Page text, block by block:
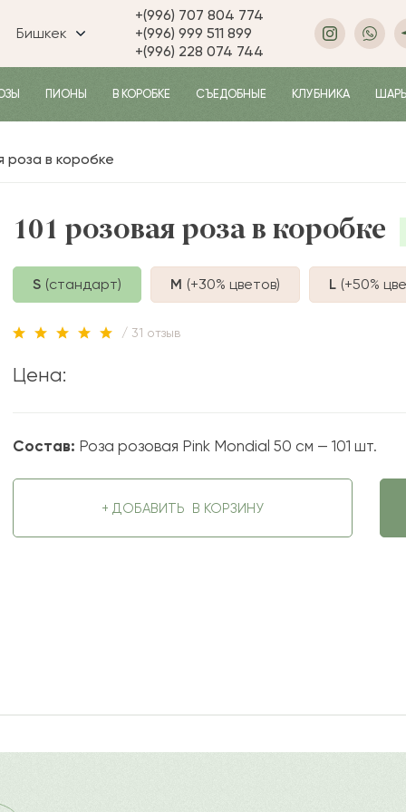
Бишкек
+(996) 707 804 774
+(996) 999 511 899
+(996) 228 074 744
ПИОНЫ В КОРОБКЕ СЪЕДОБНЫЕ КЛУБНИКА
роза в коробке
101 розовая роза в коробке
S (стандарт) M (+30% цветов) L (+50%
/ 31 отзыв
Цена:
Состав: Роза розовая Pink Mondial 50 см — 101 шт.
+ ДОБАВИТЬ В КОРЗИНУ